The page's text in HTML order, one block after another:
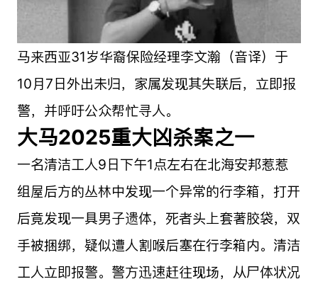
马来西亚31岁华裔保险经理李文瀚（音译）于
10月7日外出未归，家属发现其失联后，立即报
警，并呼吁公众帮忙寻人。
大马2025重大凶杀案之一
一名清洁工人9日下午1点左右在北海安邦惹惹
组屋后方的丛林中发现一个异常的行李箱，打开
后竟发现一具男子遗体，死者头上套著胶袋，双
手被捆绑，疑似遭人割喉后塞在行李箱内。清洁
工人立即报警。警方迅速赶往现场，从尸体状况